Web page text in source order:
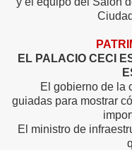
EL PALACIO CECI
El gobierno de la
guiadas para mostrar
El ministro de